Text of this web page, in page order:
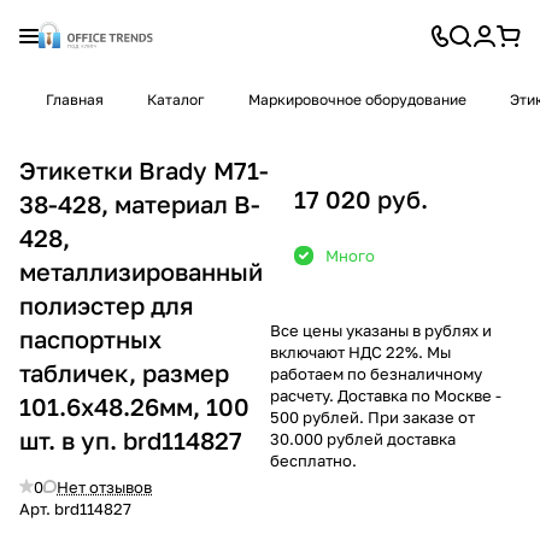
Главная Каталог Маркировочное оборудование
Этикетки Brady M71-
38-428, материал B-
428,
металлизированный
полиэстер для
паспортных
табличек, размер
101.6х48.26мм, 100
шт. в уп. brd114827
0
Нет отзывов
Арт. brd114827
17 020 руб.
Много
Все цены указаны в рублях и
включают НДС 22%. Мы
работаем по безналичному
расчету. Доставка по Москве -
500 рублей. При заказе от
30.000 рублей доставка
бесплатно.